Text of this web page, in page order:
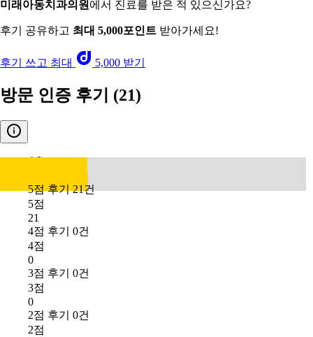
미래아동치과의원 에서 진료를 받은 적 있으신가요?
후기 공유하고 최대 5,000포인트 받아가세요!
후기 쓰고 최대 5,000 받기
방문 인증 후기 (21)
4.8
5점 후기 21건
5점
21
4점 후기 0건
4점
0
3점 후기 0건
3점
0
2점 후기 0건
2점